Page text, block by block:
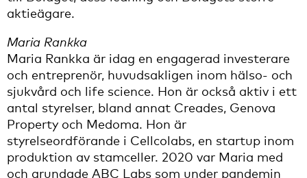
aktieägare.
Maria Rankka
Maria Rankka är idag en engagerad investerare
och entreprenör, huvudsakligen inom hälso- och
sjukvård och life science. Hon är också aktiv i ett
antal styrelser, bland annat Creades, Genova
Property och Medoma. Hon är
styrelseordförande i Cellcolabs, en startup inom
produktion av stamceller. 2020 var Maria med
och grundade ABC Labs som under pandemin